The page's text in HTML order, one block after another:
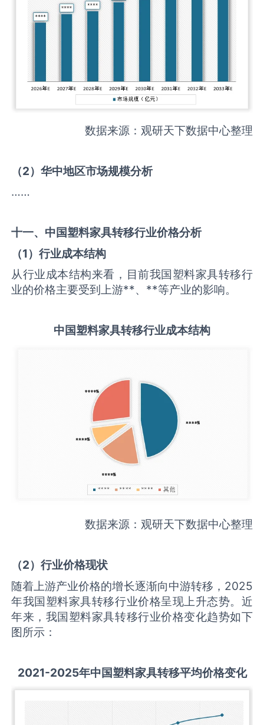
数据来源：观研天下数据中心整理
（2）华中地区市场规模分析
……
十一、中国塑料家具转移行业价格分析
（1）行业成本结构
从行业成本结构来看，目前我国塑料家具转移行
业的价格主要受到上游**、**等产业的影响。
中国塑料家具转移行业成本结构
数据来源：观研天下数据中心整理
（2）行业价格现状
随着上游产业价格的增长逐渐向中游转移，2025
年我国塑料家具转移行业价格呈现上升态势。近
年来，我国塑料家具转移行业价格变化趋势如下
图所示：
2021-2025年中国塑料家具转移平均价格变化